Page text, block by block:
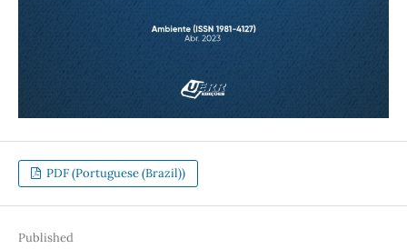
PDF (Portuguese (Brazil))
Published